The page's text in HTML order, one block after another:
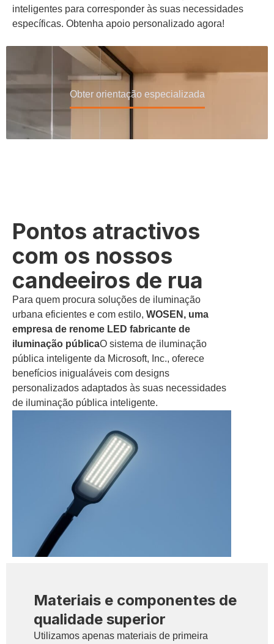
inteligentes para corresponder às suas necessidades
específicas. Obtenha apoio personalizado agora!
Obter orientação especializada
Pontos atractivos
com os nossos
candeeiros de rua
Para quem procura soluções de iluminação
urbana eficientes e com estilo, WOSEN, uma
empresa de renome LED fabricante de
iluminação públicaO sistema de iluminação
pública inteligente da Microsoft, Inc., oferece
benefícios inigualáveis com designs
personalizados adaptados às suas necessidades
de iluminação pública inteligente.
Materiais e componentes de
qualidade superior
Utilizamos apenas materiais de primeira